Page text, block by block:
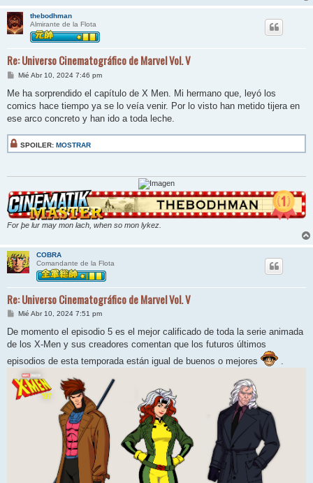
thebodhman
Almirante de la Flota
Re: Universo Cinematográfico de Marvel Vol. V
M
n
a
j
Mié Abr 10, 2024 7:46 pm
Me ha sorprendido el capítulo de X Men. Mi hermano que, leyó los
comics hace tiempo ya se lo veía venir. Por lo visto han metido tijera en
ese arco concreto y han ido a toda leche.
SPOILER: MOSTRAR
For þe lur may mon lach, when so mon lykez.
COBRA
Comandante de la Flota
Re: Universo Cinematográfico de Marvel Vol. V
M
n
a
e
Mié Abr 10, 2024 7:51 pm
De momento el episodio 5 es el mejor calificado de toda la serie animada
de los X-Men y sus creadores comentan que los futuros últimos
episodios de esta temporada están igual de buenos o mejores
.